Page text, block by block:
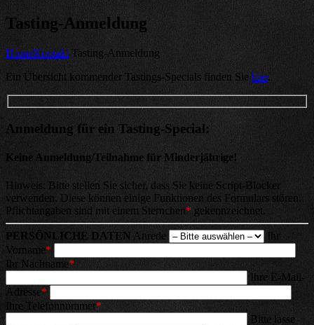
Tasting-Anmeldung
HomeKontakt Tasting-Anmeldung
Ein Übersicht kommender Tastings-Specials finden Sie hier.
Anmeldung für ein Tasting-Special:
Keine Anmeldung/Teilnahme für Minderjährige!
Hinweis: Bitte stellen Sie sicher, dass Sie keine Script-Blocker
verwenden. Diese können einige Funktionen des Formulars stören.
Pflichtangaben sind mit einem Sternchen* gekennzeichnet.
PERSÖNLICHE DATEN Anrede
Ihr
Vorname*
Ihr Nachname*
Ihre E-Mail-
Adresse*
Ihre Telefonnummer*
Bitte lasse